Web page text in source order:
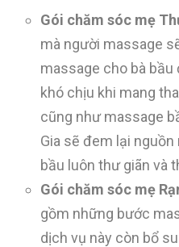
Gói chăm sóc mẹ
mà người massage
massage cho bà
khó chịu khi mang
cũng như massage
Gia sẽ đem lại
bầu luôn thư giãn và
Gói chăm sóc mẹ
gồm những bước
dịch vụ này còn bổ